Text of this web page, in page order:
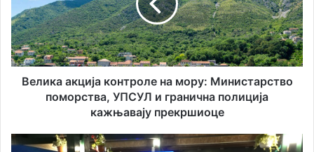
м
а
и
л
с
а
а
к
ц
о
Велика акција контроле на мору: Министарство
поморства, УПСУЛ и гранична полиција
кажњавају прекршиоце
Е